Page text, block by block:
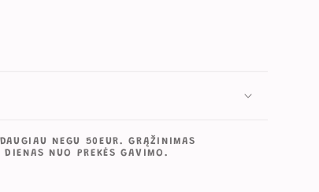
NEGU 50EUR. GRĄŽINIMAS
NUO PREKĖS GAVIMO.